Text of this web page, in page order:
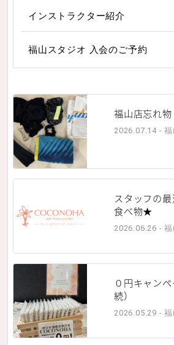
インストラクター紹介
福山スタジオ 入会のご予約
福山店忘れ物
2026.07.14 -
スタッフの
食べ物★
2026.06.26 -
０円キャン
続）
2026.05.29 -